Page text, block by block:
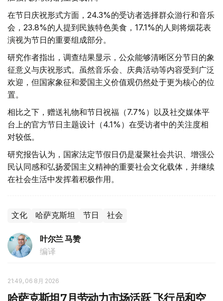
在节日庆祝形式方面，24.3%的受访者选择群众游行和音乐
会，23.8%的人提到民族特色美食，17.1%的人则将烟花表
演视为节日的重要组成部分。
研究作者指出，调查结果显示，公众能够清晰区分节日的象
征意义与庆祝形式。虽然音乐会、庆典活动等内容受到广泛
欢迎，但国家象征和爱国主义价值观仍然处于更为核心的位
置。
相比之下，赠送礼物和节日祝福（7.7%）以及社交媒体平
台上的官方节日主题设计（4.1%）在受访者中的关注度相
对较低。
研究报告认为，国家法定节假日仍是凝聚社会共识、增强公
民认同感和弘扬爱国主义精神的重要社会文化载体，并继续
在社会生活中发挥着积极作用。
文化 哈萨克斯坦 节日 社会
叶尔兰 马赞
编译
21:49, 06 8月 2026